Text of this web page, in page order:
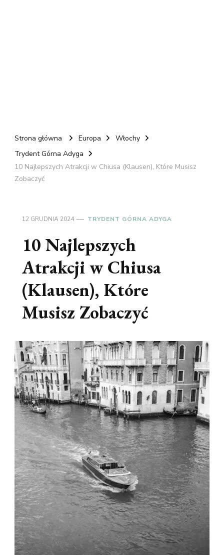
Strona główna Europa
Włochy
Trydent Górna Adyga
10 Najlepszych Atrakcji w Chiusa (Klausen), Które Musisz
Zobaczyć
12 GRUDNIA 2024 TRYDENT GÓRNA ADYGA
10 Najlepszych
Atrakcji w Chiusa
(Klausen), Które
Musisz Zobaczyć